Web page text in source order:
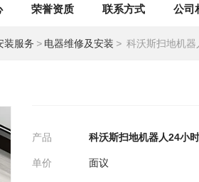
荣誉资质 联系方式 公司
装服务 > 电器维修及安装 > 科沃斯扫地机
产品 科沃斯扫地机器人24小
单价 面议